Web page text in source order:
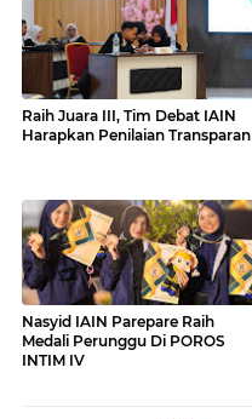
Raih Juara III, Tim Debat IAIN
Harapkan Penilaian Transparan
Nasyid IAIN Parepare Raih
Medali Perunggu Di POROS
INTIM IV